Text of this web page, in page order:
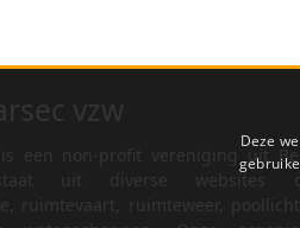
is een non-profit vereniging uit
uit diverse websites
Deze